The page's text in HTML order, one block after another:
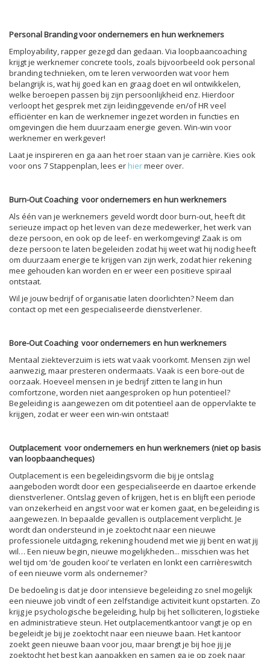
Personal Branding voor ondernemers en hun werknemers
Employability, rapper gezegd dan gedaan. Via loopbaancoaching
krijgt je werknemer concrete tools, zoals bijvoorbeeld ook personal
branding technieken, om te leren verwoorden wat voor hem
belangrijk is, wat hij goed kan en graag doet en wil ontwikkelen,
welke beroepen passen bij zijn persoonlijkheid enz. Hierdoor
verloopt het gesprek met zijn leidinggevende en/of HR veel
efficiënter en kan de werknemer ingezet worden in functies en
omgevingen die hem duurzaam energie geven. Win-win voor
werknemer en werkgever!
Laat je inspireren en ga aan het roer staan van je carrière. Kies ook
voor ons 7 Stappenplan, lees er hiermeer over.
Burn-Out Coaching voor ondernemers en hun werknemers
Als één van je werknemers geveld wordt door burn-out, heeft dit
serieuze impact op het leven van deze medewerker, het werk van
deze persoon, en ook op de leef- en werkomgeving! Zaak is om
deze persoon te laten begeleiden zodat hij weet wat hij nodig heeft
om duurzaam energie te krijgen van zijn werk, zodat hier rekening
mee gehouden kan worden en er weer een positieve spiraal
ontstaat.
Wil je jouw bedrijf of organisatie laten doorlichten? Neem dan
contact op met een gespecialiseerde dienstverlener.
Bore-Out Coaching voor ondernemers en hun werknemers
Mentaal ziekteverzuim is iets wat vaak voorkomt. Mensen zijn wel
aanwezig, maar presteren ondermaats. Vaak is een bore-out de
oorzaak. Hoeveel mensen in je bedrijf zitten te lang in hun
comfortzone, worden niet aangesproken op hun potentieel?
Begeleiding is aangewezen om dit potentieel aan de oppervlakte te
krijgen, zodat er weer een win-win ontstaat!
Outplacement voor ondernemers en hun werknemers (niet op basis
van loopbaancheques)
Outplacement is een begeleidingsvorm die bij je ontslag
aangeboden wordt door een gespecialiseerde en daartoe erkende
dienstverlener. Ontslag geven of krijgen, het is en blijft een periode
van onzekerheid en angst voor wat er komen gaat, en begeleiding is
aangewezen. In bepaalde gevallen is outplacement verplicht. Je
wordt dan ondersteund in je zoektocht naar een nieuwe
professionele uitdaging, rekening houdend met wie jij bent en wat jij
wil… Een nieuw begin, nieuwe mogelijkheden... misschien was het
wel tijd om ‘de gouden kooi’ te verlaten en lonkt een carrièreswitch
of een nieuwe vorm als ondernemer?
De bedoeling is dat je door intensieve begeleiding zo snel mogelijk
een nieuwe job vindt of een zelfstandige activiteit kunt opstarten. Zo
krijg je psychologische begeleiding, hulp bij het solliciteren, logistieke
en administratieve steun. Het outplacementkantoor vangt je op en
begeleidt je bij je zoektocht naar een nieuwe baan. Het kantoor
zoekt geen nieuwe baan voor jou, maar brengt je bij hoe jij je
zoektocht het best kan aanpakken en samen ga je op zoek naar